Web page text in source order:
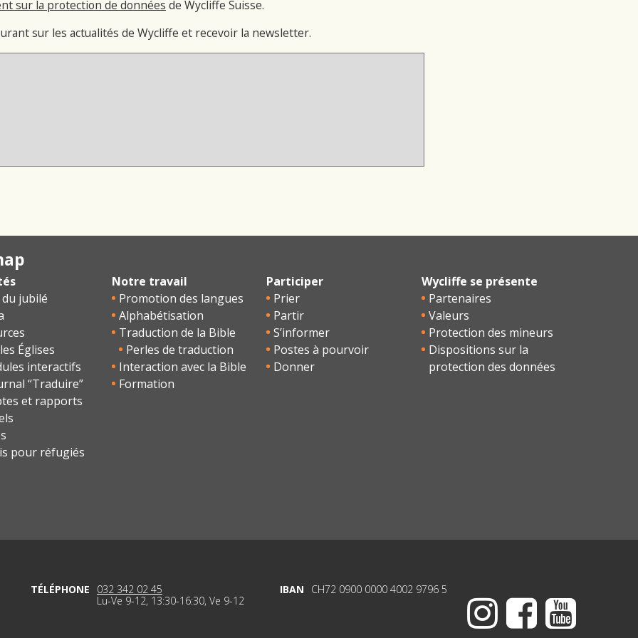
sur la protection de données de Wycliffe Suisse.
sur les actualités de Wycliffe et recevoir la newsletter.
jubilé
Églises
interactifs
“Traduire”
et rapports
pour réfugiés
Notre travail
Promotion des langues
Alphabétisation
Traduction de la Bible
Perles de traduction
Interaction avec la Bible
Formation
Participer
Prier
Partir
S’informer
Postes à pourvoir
Donner
Wycliffe se présente
Partenaires
Valeurs
Protection des mineurs
Dispositions sur la
protection des données
TÉLÉPHONE
032 342 02 45
Lu-Ve 9-12, 13:30-16:30, Ve 9-12
IBAN CH72 0900 0000 4002 9796 5